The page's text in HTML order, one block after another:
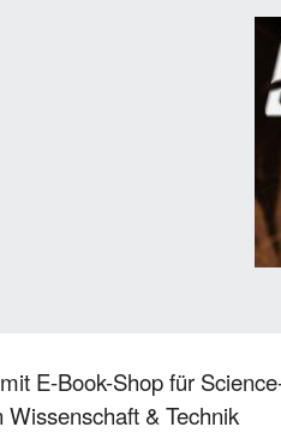
E-Book-Shop für
Wissenschaft & Technik